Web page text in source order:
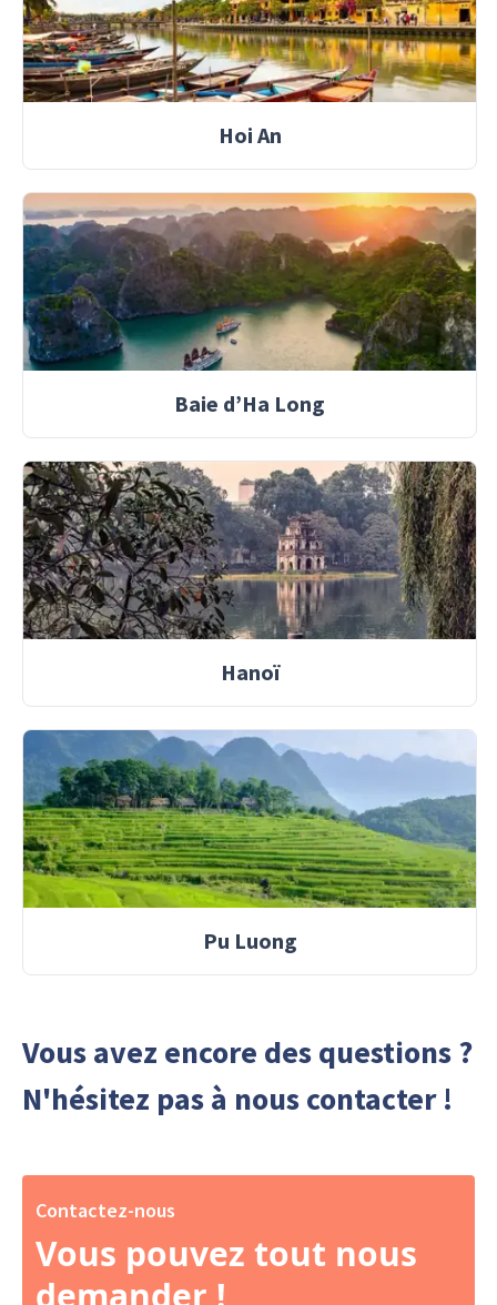
Hoi An
Baie d’Ha Long
Hanoï
Pu Luong
Vous avez encore des questions ?
N'hésitez pas à nous contacter !
Contactez-nous
Vous pouvez tout nous
demander !